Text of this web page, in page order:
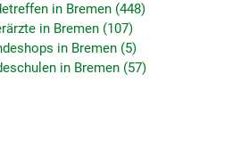
in Bremen (448)
in Bremen (107)
in Bremen (5)
in Bremen (57)